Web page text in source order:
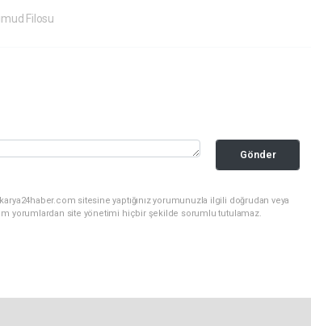
Filosu
Gönder
sitesine yaptığınız yorumunuzla ilgili doğrudan veya
yorumlardan site yönetimi hiçbir şekilde sorumlu tutulamaz.